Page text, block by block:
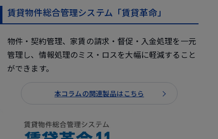
賃貸物件総合管理システム「賃貸革命」
物件・契約管理、家賃の請求・督促・入金処理を一元
管理し、情報処理のミス・ロスを大幅に軽減すること
ができます。
本コラムの関連製品はこちら